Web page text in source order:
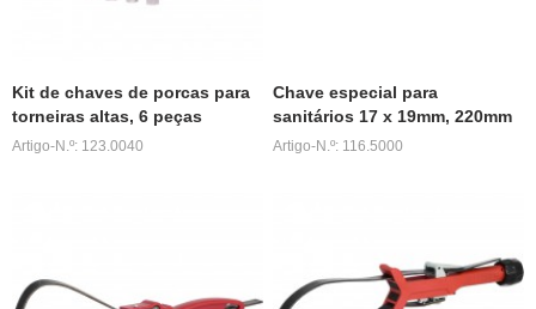
Kit de chaves de porcas para
torneiras altas, 6 peças
Artigo-N.º: 123.0040
Chave especial para
sanitários 17 x 19mm, 220mm
Artigo-N.º: 116.5000